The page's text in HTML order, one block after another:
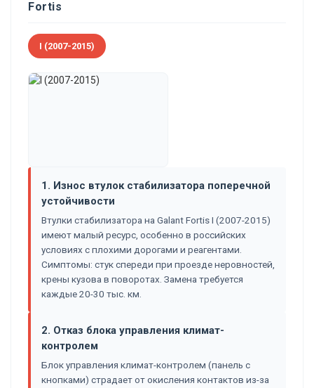
Fortis
I (2007-2015)
1. Износ втулок стабилизатора поперечной
устойчивости
Втулки стабилизатора на Galant Fortis I (2007-2015)
имеют малый ресурс, особенно в российских
условиях с плохими дорогами и реагентами.
Симптомы: стук спереди при проезде неровностей,
крены кузова в поворотах. Замена требуется
каждые 20-30 тыс. км.
2. Отказ блока управления климат-
контролем
Блок управления климат-контролем (панель с
кнопками) страдает от окисления контактов из-за